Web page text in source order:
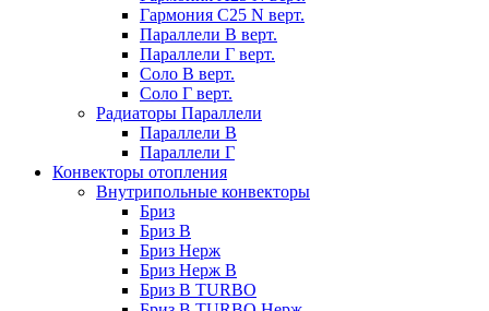
Гармония С25 N верт.
Параллели В верт.
Параллели Г верт.
Соло В верт.
Соло Г верт.
Радиаторы Параллели
Параллели В
Параллели Г
Конвекторы отопления
Внутрипольные конвекторы
Бриз
Бриз В
Бриз Нерж
Бриз Нерж В
Бриз В TURBO